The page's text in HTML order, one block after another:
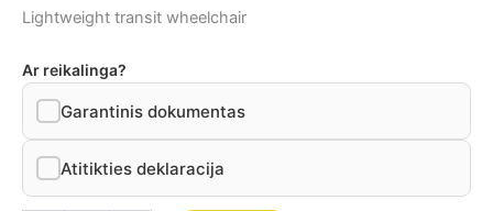
Lightweight transit wheelchair
Ar reikalinga?
Garantinis dokumentas
Atitikties deklaracija